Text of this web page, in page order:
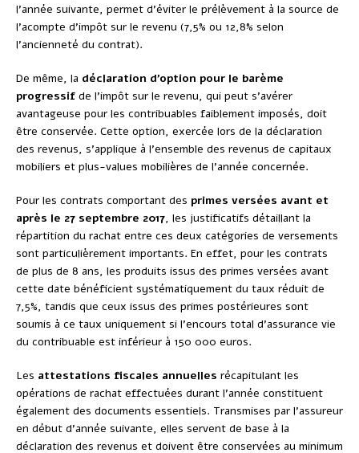
l’année suivante, permet d’éviter le prélèvement à la source de
l’acompte d’impôt sur le revenu (7,5% ou 12,8% selon
l’ancienneté du contrat).
De même, la déclaration d’option pour le barème
progressif de l’impôt sur le revenu, qui peut s’avérer
avantageuse pour les contribuables faiblement imposés, doit
être conservée. Cette option, exercée lors de la déclaration
des revenus, s’applique à l’ensemble des revenus de capitaux
mobiliers et plus-values mobilières de l’année concernée.
Pour les contrats comportant des primes versées avant et
après le 27 septembre 2017, les justificatifs détaillant la
répartition du rachat entre ces deux catégories de versements
sont particulièrement importants. En effet, pour les contrats
de plus de 8 ans, les produits issus des primes versées avant
cette date bénéficient systématiquement du taux réduit de
7,5%, tandis que ceux issus des primes postérieures sont
soumis à ce taux uniquement si l’encours total d’assurance vie
du contribuable est inférieur à 150 000 euros.
Les attestations fiscales annuelles récapitulant les
opérations de rachat effectuées durant l’année constituent
également des documents essentiels. Transmises par l’assureur
en début d’année suivante, elles servent de base à la
déclaration des revenus et doivent être conservées au minimum